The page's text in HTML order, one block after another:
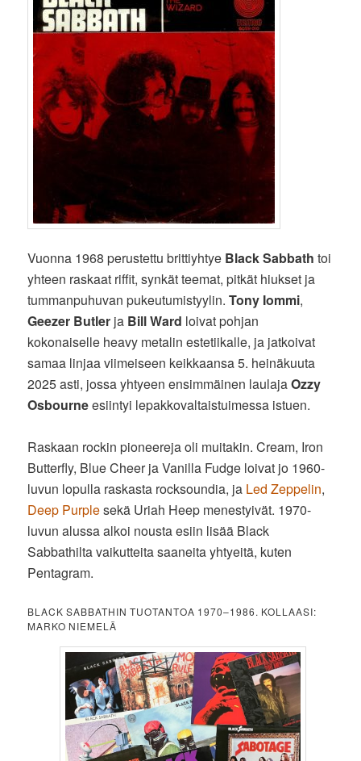
Vuonna 1968 perustettu brittiyhtye Black Sabbath toi
yhteen raskaat riffit, synkät teemat, pitkät hiukset ja
tummanpuhuvan pukeutumistyylin.Tony Iommi,
Geezer Butler ja Bill Ward loivat pohjan
kokonaiselle heavy metalin estetiikalle, ja jatkoivat
samaa linjaa viimeiseen keikkaansa 5. heinäkuuta
2025 asti, jossa yhtyeen ensimmäinen laulajaOzzy
Osbourneesiintyi lepakkovaltaistuimessa istuen.
Raskaan rockin pioneereja oli muitakin. Cream, Iron
Butterfly, Blue Cheer ja Vanilla Fudge loivat jo 1960-
luvun lopulla raskasta rocksoundia, ja Led Zeppelin,
Deep Purplesekä Uriah Heep menestyivät. 1970-
luvun alussa alkoi nousta esiin lisää Black
Sabbathilta vaikutteita saaneita yhtyeitä, kuten
Pentagram.
BLACK SABBATHIN TUOTANTOA 1970–1986. KOLLAASI:
MARKO NIEMELÄ